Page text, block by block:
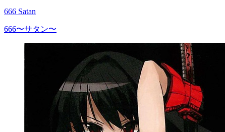
666 Satan
666〜サタン〜